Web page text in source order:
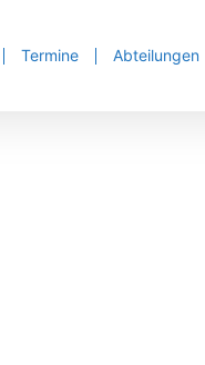
Termine Abteilungen